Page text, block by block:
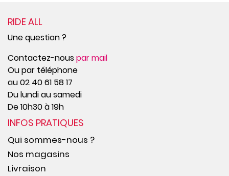
RIDE ALL
Une question ?
Contactez-nouspar mail
Ou par téléphone
au 02 40 61 58 17
Du lundi au samedi
De 10h30 à 19h
INFOS PRATIQUES
Qui sommes-nous ?
Nos magasins
Livraison